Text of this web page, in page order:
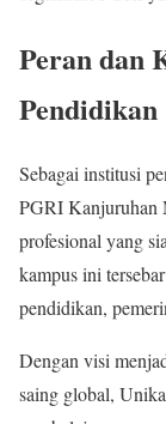
Peran dan
Pendidikan
Sebagai institusi
PGRI Kanjuruhan
profesional yang
kampus ini
pendidikan,
Dengan visi
saing global,